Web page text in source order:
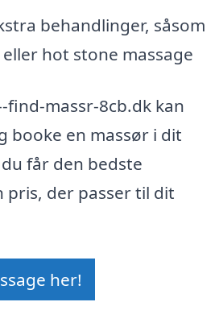
behandlinger, såsom
hot stone massage
find-massr-8cb.dk kan
booke en massør i dit
får den bedste
pris, der passer til dit
her!